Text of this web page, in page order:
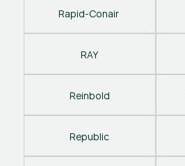
Rapid-Conair
RAY
Reinbold
Republic